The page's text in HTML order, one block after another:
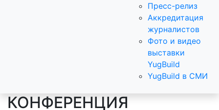
Пресс-релиз
Аккредитация
журналистов
Фото и видео
выставки
YugBuild
YugBuild в СМИ
КОНФЕРЕНЦИЯ